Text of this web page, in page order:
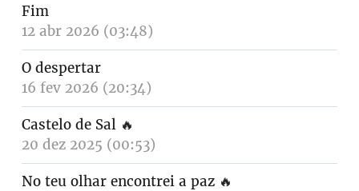
Fim
12 abr 2026 (03:48)
O despertar
16 fev 2026 (20:34)
Castelo de Sal 🔥
20 dez 2025 (00:53)
No teu olhar encontrei a paz 🔥